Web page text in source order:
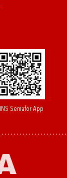
Semafor App